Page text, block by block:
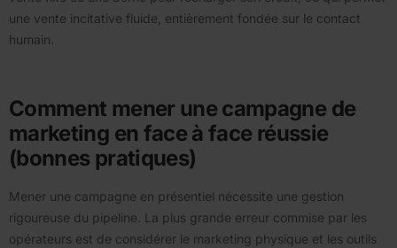
une vente incitative fluide, entièrement fondée sur le contact
humain.
Comment mener une campagne de
marketing en face à face réussie
(bonnes pratiques)
Mener une campagne en présentiel nécessite une gestion
rigoureuse du pipeline. La plus grande erreur commise par les
opérateurs est de considérer le marketing physique et les outils